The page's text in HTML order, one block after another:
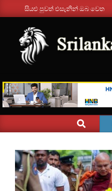
to
content
සියළු පුවත් එසැනින් ඔබ වෙත
Navigation
SEARCH